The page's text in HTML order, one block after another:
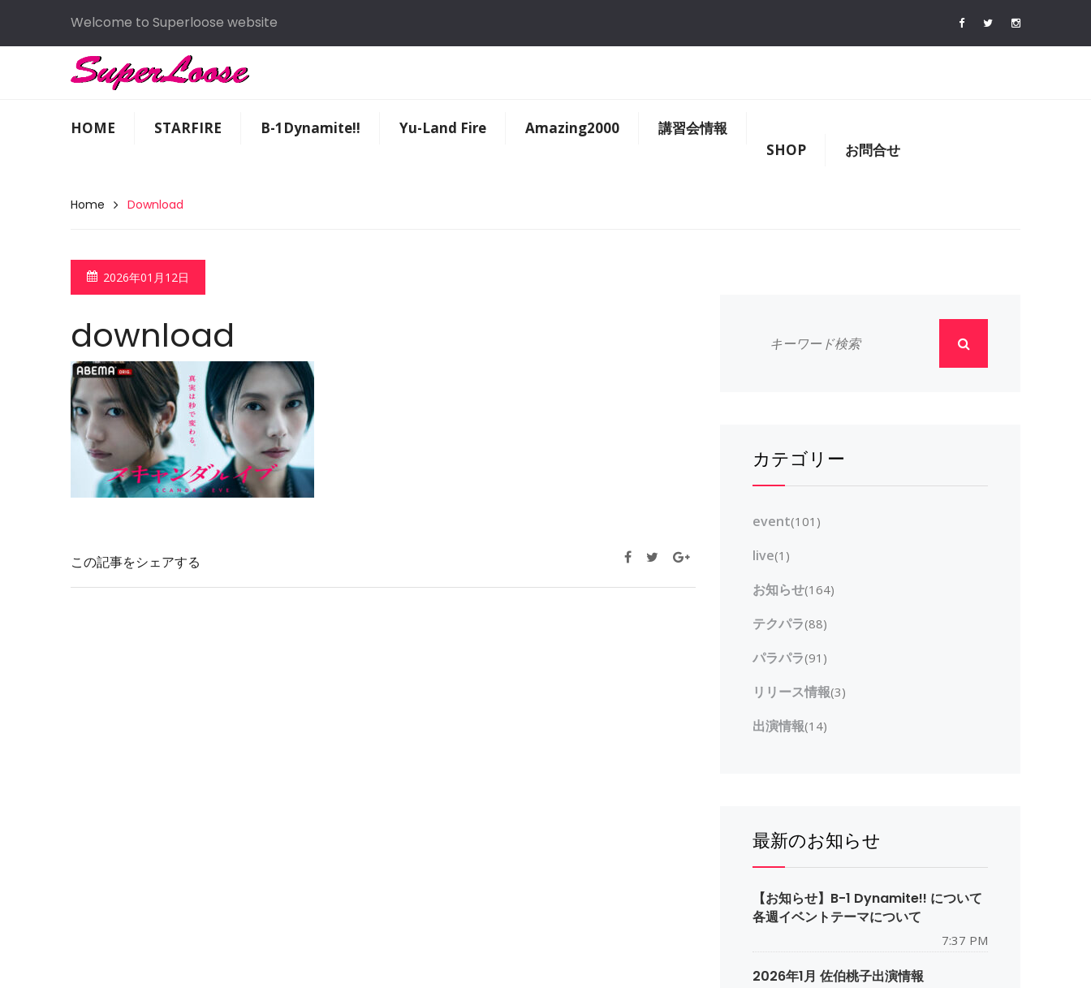
Welcome to Superloose website
HOME STARFIRE B-1Dynamite!! Yu-Land Fire Amazing2000
講習会情報
SHOP
お問合せ
Home Download
2026年01月12日
download
この記事をシェアする
カテゴリー
event(101)
live(1)
お知らせ(164)
テクパラ(88)
パラパラ(91)
リリース情報(3)
出演情報(14)
最新のお知らせ
【お知らせ】B-1 Dynamite!! について
各週イベントテーマについて
7:37 PM
2026年1月 佐伯桃子出演情報